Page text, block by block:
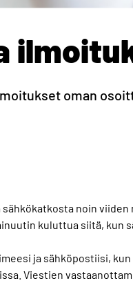
oman
noin
kuluttua siitä, kun
ja sähköpostiisi,
Viestien